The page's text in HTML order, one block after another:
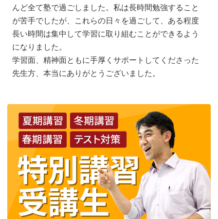
んど全て塾で過ごしました。私は長時間勉強すること
が苦手でしたが、これらの日々を過ごして、ある程度
長い時間は集中して学習に取り組むことができるよう
になりました。
学習面、精神面ともに手厚くサポートしてくださった
先生方、本当にありがとうございました。